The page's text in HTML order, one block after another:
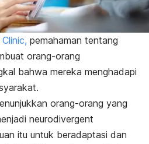
pemahaman tentang
orang-orang
bahwa mereka menghadapi
orang-orang yang
neurodivergent
itu untuk beradaptasi dan